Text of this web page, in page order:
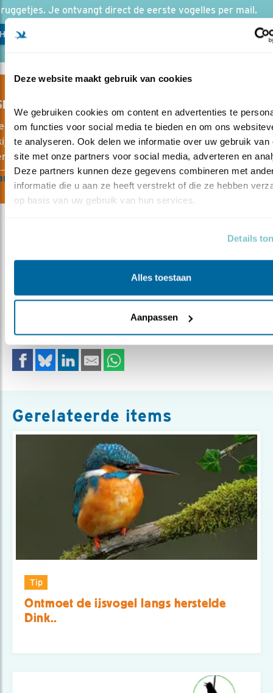
Deze website maakt gebruik van cookies
We gebruiken cookies om content en advertenties te
om functies voor social media te bieden en om ons
te analyseren. Ook delen we informatie over uw gebruik van
site met onze partners voor social media, adverteren en
Deze partners kunnen deze gegevens combineren met
informatie die u aan ze heeft verstrekt of die ze hebben
op basis van uw gebruik van hun services.
Details
Alles toestaan
Aanpassen
Je ontvangt direct de eerste vogelles per mail.
GRATIS CURSUS
VOGELBESCHERMING
webshop vind je alles voor en over vogels. Van vogelgidsen
tot nestkasten en vogelvoer. Met elke aankoop steun
help je kwetsbare vogels beschermen.
de webshop
Meer over
soorten
boomvalk
iddelammers
scholekster
Deel dit bericht
Gerelateerde items
Tip
Ontmoet de ijsvogel langs herstelde
Dink..